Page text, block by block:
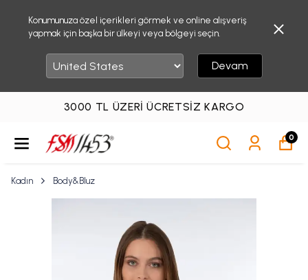
Konumunuza özel içerikleri görmek ve online alışveriş
yapmak için başka bir ülkeyi veya bölgeyi seçin.
Devam
3000 TL ÜZERI ÜCRETSIZ KARGO
0
Kadın Body&Bluz